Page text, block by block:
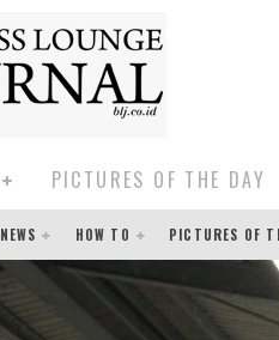
PICTURES OF THE DAY
NEWS HOW TO PICTURES OF